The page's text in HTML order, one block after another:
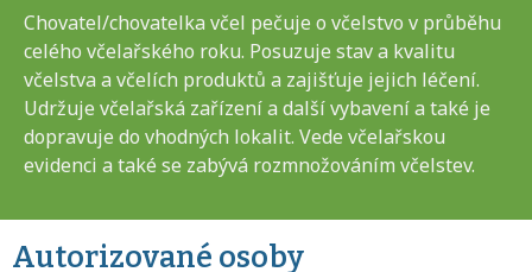
Chovatel/chovatelka včel pečuje o včelstvo v průběhu
celého včelařského roku. Posuzuje stav a kvalitu
včelstva a včelích produktů a zajišťuje jejich léčení.
Udržuje včelařská zařízení a další vybavení a také je
dopravuje do vhodných lokalit. Vede včelařskou
evidenci a také se zabývá rozmnožováním včelstev.
Autorizované osoby